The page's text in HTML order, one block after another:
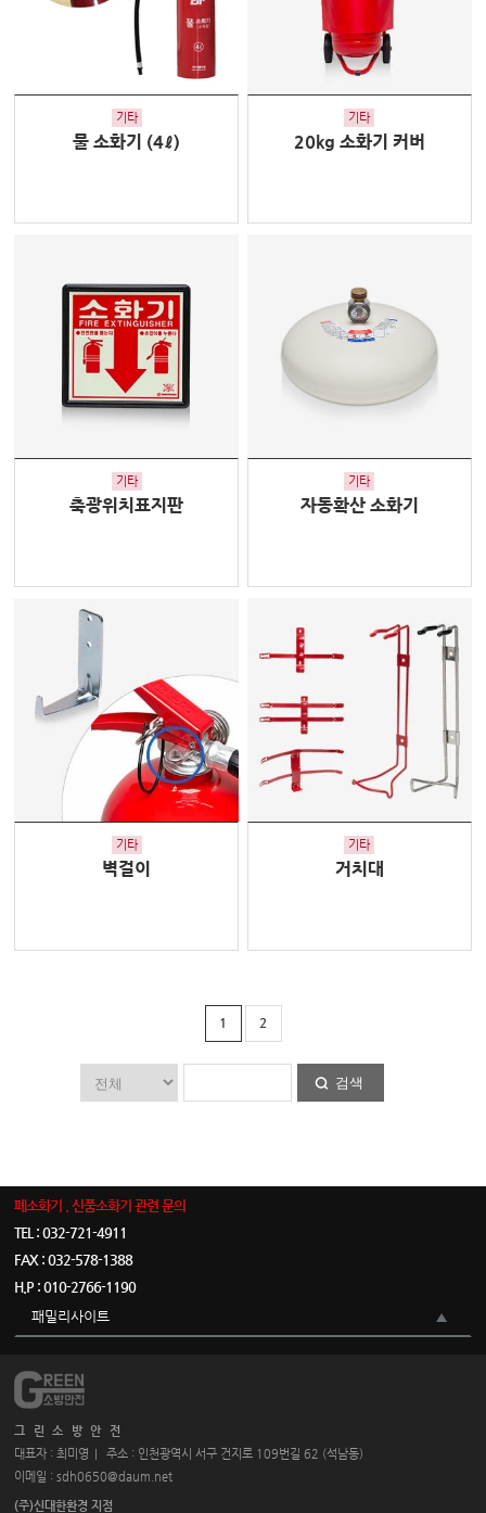
기타
물 소화기 (4ℓ)
기타
20kg 소화기 커버
기타
축광위치표지판
기타
자동확산 소화기
기타
벽걸이
기타
거치대
1 2
검색
폐소화기 . 신품소화기 관련 문의
TEL : 032-721-4911
FAX : 032-578-1388
H.P : 010-2766-1190
패밀리사이트
그린소방안전
대표자 : 최미영
주소 : 인천광역시 서구 건지로 109번길 62 (석남동)
이메일 : sdh0650@daum.net
(주)신대한환경 지점